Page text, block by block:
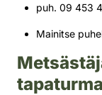
puh. 09 453
Mainitse